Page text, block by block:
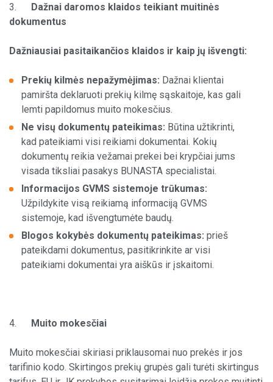
3.
Dažnai daromos klaidos teikiant muitinės
dokumentus
Dažniausiai pasitaikančios klaidos ir kaip jų išvengti:
Prekių kilmės nepažymėjimas: Dažnai klientai
pamiršta deklaruoti prekių kilmę sąskaitoje, kas gali
lemti papildomus muito mokesčius.
Ne visų dokumentų pateikimas: Būtina užtikrinti,
kad pateikiami visi reikiami dokumentai. Kokių
dokumentų reikia vežamai prekei bei krypčiai jums
visada tiksliai pasakys BUNASTA specialistai.
Informacijos GVMS sistemoje trūkumas:
Užpildykite visą reikiamą informaciją GVMS
sistemoje, kad išvengtumėte baudų.
Blogos kokybės dokumentų pateikimas: prieš
pateikdami dokumentus, pasitikrinkite ar visi
pateikiami dokumentai yra aiškūs ir įskaitomi.
4. Muito mokesčiai
Muito mokesčiai skiriasi priklausomai nuo prekės ir jos
tarifinio kodo. Skirtingos prekių grupės gali turėti skirtingus